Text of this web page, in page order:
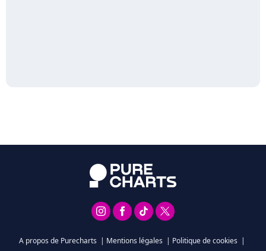
A propos de Purecharts | Mentions légales | Politique de cookies |